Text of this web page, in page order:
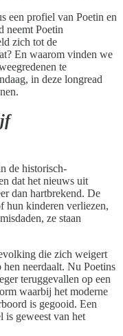
een profiel van Poetin en
neemt Poetin
zich tot de
En waarom vinden we
te
in deze longread
de historisch-
dat het nieuws uit
dan hartbrekend. De
hun kinderen verliezen,
ze staan
die zich weigert
neerdaalt. Nu Poetins
teruggevallen op een
waarbij het moderne
is gegooid. Een
is geweest van het